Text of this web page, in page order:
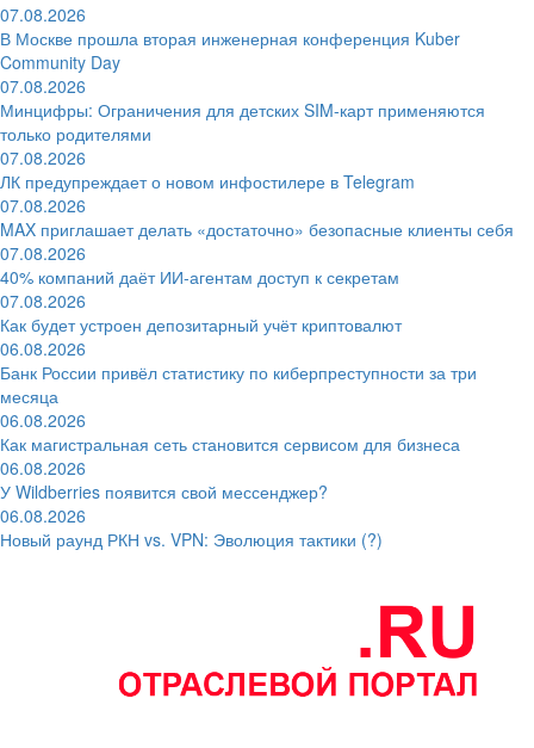
07.08.2026
В Москве прошла вторая инженерная конференция Kuber
Community Day
07.08.2026
Минцифры: Ограничения для детских SIM-карт применяются
только родителями
07.08.2026
ЛК предупреждает о новом инфостилере в Telegram
07.08.2026
MAX приглашает делать «достаточно» безопасные клиенты себя
07.08.2026
40% компаний даёт ИИ‑агентам доступ к секретам
07.08.2026
Как будет устроен депозитарный учёт криптовалют
06.08.2026
Банк России привёл статистику по киберпреступности за три
месяца
06.08.2026
Как магистральная сеть становится сервисом для бизнеса
06.08.2026
У Wildberries появится свой мессенджер?
06.08.2026
Новый раунд РКН vs. VPN: Эволюция тактики (?)